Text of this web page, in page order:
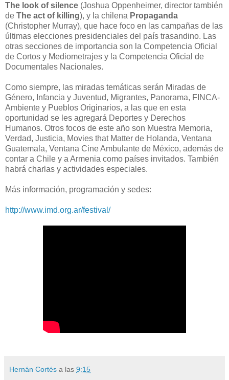
The look of silence (Joshua Oppenheimer, director también
de The act of killing), y la chilena Propaganda
(Christopher Murray), que hace foco en las campañas de las
últimas elecciones presidenciales del país trasandino. Las
otras secciones de importancia son la Competencia Oficial
de Cortos y Mediometrajes y la Competencia Oficial de
Documentales Nacionales.
Como siempre, las miradas temáticas serán Miradas de
Género, Infancia y Juventud, Migrantes, Panorama, FINCA-
Ambiente y Pueblos Originarios, a las que en esta
oportunidad se les agregará Deportes y Derechos
Humanos. Otros focos de este año son Muestra Memoria,
Verdad, Justicia, Movies that Matter de Holanda, Ventana
Guatemala, Ventana Cine Ambulante de México, además de
contar a Chile y a Armenia como países invitados. También
habrá charlas y actividades especiales.
Más información, programación y sedes:
http://www.imd.org.ar/festival/
Hernán Cortés a las 9:15